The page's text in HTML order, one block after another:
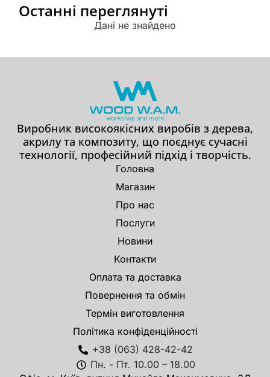
Останні переглянуті
Дані не знайдено
Виробник високоякісних виробів з дерева,
акрилу та композиту, що поєднує сучасні
технології, професійний підхід і творчість.
Головна
Магазин
Про нас
Послуги
Новини
Контакти
Оплата та доставка
Повернення та обмін
Термін виготовлення
Політика конфіденційності
+38 (063) 428-42-42
Пн. - Пт. 10.00 – 18.00